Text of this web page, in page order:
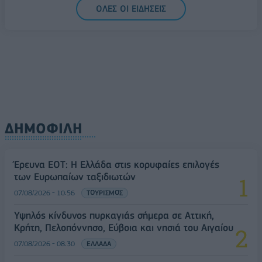
ΟΛΕΣ ΟΙ ΕΙΔΗΣΕΙΣ
ΔΗΜΟΦΙΛΗ
Έρευνα ΕΟΤ: Η Ελλάδα στις κορυφαίες επιλογές
των Ευρωπαίων ταξιδιωτών
07/08/2026 - 10:56 ΤΟΥΡΙΣΜΟΣ
Υψηλός κίνδυνος πυρκαγιάς σήμερα σε Αττική,
Κρήτη, Πελοπόννησο, Εύβοια και νησιά του Αιγαίου
07/08/2026 - 08:30 ΕΛΛΑΔΑ